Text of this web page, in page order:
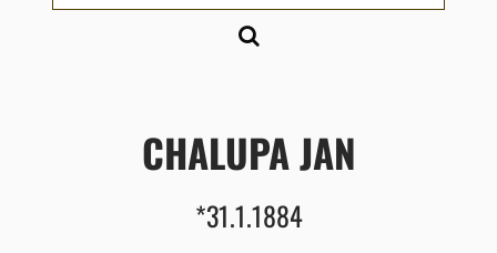
CHALUPA JAN
*31.1.1884